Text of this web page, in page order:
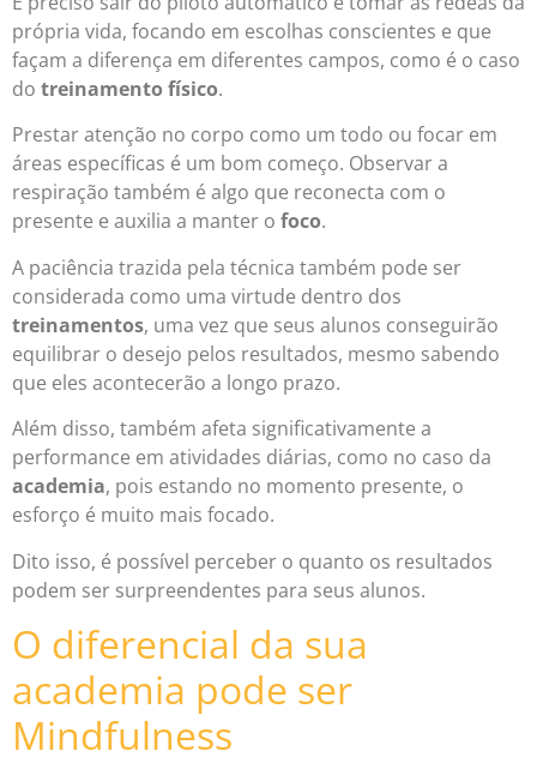
própria vida, focando em escolhas conscientes e que
façam a diferença em diferentes campos, como é o caso
do treinamento físico.
Prestar atenção no corpo como um todo ou focar em
áreas específicas é um bom começo. Observar a
respiração também é algo que reconecta com o
presente e auxilia a manter o foco.
A paciência trazida pela técnica também pode ser
considerada como uma virtude dentro dos
treinamentos, uma vez que seus alunos conseguirão
equilibrar o desejo pelos resultados, mesmo sabendo
que eles acontecerão a longo prazo.
Além disso, também afeta significativamente a
performance em atividades diárias, como no caso da
academia, pois estando no momento presente, o
esforço é muito mais focado.
Dito isso, é possível perceber o quanto os resultados
podem ser surpreendentes para seus alunos.
O diferencial da sua
academia pode ser
Mindfulness